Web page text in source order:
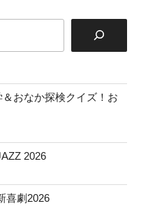
おなか探検クイズ！お
2026
喜劇2026